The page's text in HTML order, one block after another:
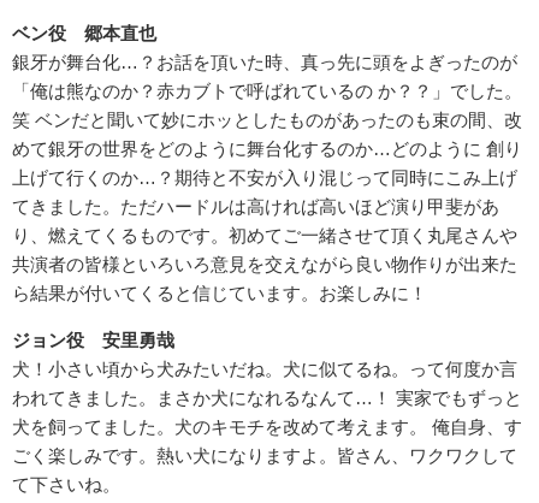
ベン役 郷本直也
銀牙が舞台化…？お話を頂いた時、真っ先に頭をよぎったのが
「俺は熊なのか？赤カブトで呼ばれているの か？？」でした。
笑 ベンだと聞いて妙にホッとしたものがあったのも束の間、改
めて銀牙の世界をどのように舞台化するのか…どのように 創り
上げて行くのか…？期待と不安が入り混じって同時にこみ上げ
てきました。ただハードルは高ければ高いほど演り甲斐があ
り、燃えてくるものです。初めてご一緒させて頂く丸尾さんや
共演者の皆様といろいろ意見を交えながら良い物作りが出来た
ら結果が付いてくると信じています。お楽しみに！
ジョン役 安里勇哉
犬！小さい頃から犬みたいだね。犬に似てるね。って何度か言
われてきました。まさか犬になれるなんて…！ 実家でもずっと
犬を飼ってました。犬のキモチを改めて考えます。 俺自身、す
ごく楽しみです。熱い犬になりますよ。皆さん、ワクワクして
て下さいね。